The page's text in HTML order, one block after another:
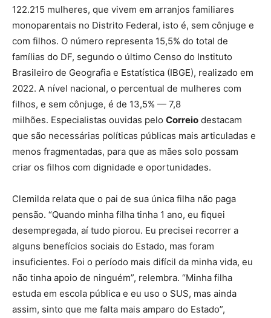
122.215 mulheres, que vivem em arranjos familiares
monoparentais no Distrito Federal, isto é, sem cônjuge e
com filhos. O número representa 15,5% do total de
famílias do DF, segundo o último Censo do Instituto
Brasileiro de Geografia e Estatística (IBGE), realizado em
2022. A nível nacional, o percentual de mulheres com
filhos, e sem cônjuge, é de 13,5% — 7,8
milhões. Especialistas ouvidas pelo Correio destacam
que são necessárias políticas públicas mais articuladas e
menos fragmentadas, para que as mães solo possam
criar os filhos com dignidade e oportunidades.
Clemilda relata que o pai de sua única filha não paga
pensão. “Quando minha filha tinha 1 ano, eu fiquei
desempregada, aí tudo piorou. Eu precisei recorrer a
alguns benefícios sociais do Estado, mas foram
insuficientes. Foi o período mais difícil da minha vida, eu
não tinha apoio de ninguém”, relembra. “Minha filha
estuda em escola pública e eu uso o SUS, mas ainda
assim, sinto que me falta mais amparo do Estado”,